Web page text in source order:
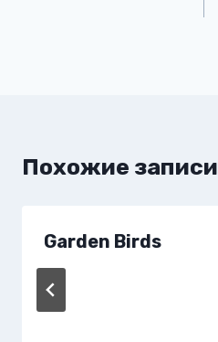
Похожие записи
Garden Birds